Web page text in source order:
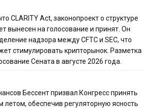
CLARITY Act, законопроект о структуре
вынесен на голосование и принят. Он
надзора между CFTC и SEC, что
стимулировать крипторынок. Разметка
Сената в августе 2026 года.
Бессент призвал Конгресс принять
летом, обеспечив регуляторную ясность